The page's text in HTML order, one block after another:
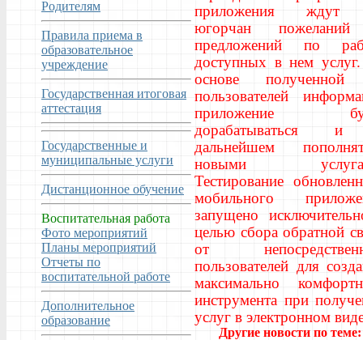
Родителям
Правила приема в
образовательное
учреждение
Государственная итоговая
аттестация
Государственные и
муниципальные услуги
Дистанционное обучение
Воспитательная работа
Фото мероприятий
Планы мероприятий
Отчеты по
воспитательной работе
Дополнительное
образование
приложения ждут
югорчан
предложений по
доступных в нем
основе
пользователей
приложение
дорабатываться
дальнейшем
новыми
Тестирование
мобильного
запущено
целью сбора обратной
от
пользователей для
максимально
инструмента при
услуг в электронном
Другие новости по теме: